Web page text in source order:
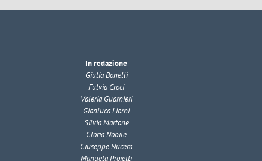
In redazione
Giulia Bonelli
Fulvia Croci
Valeria Guarnieri
Gianluca Liorni
Silvia Martone
Gloria Nobile
Giuseppe Nucera
Manuela Proietti